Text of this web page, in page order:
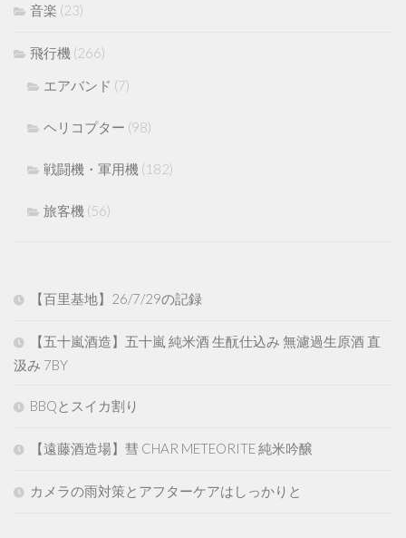
音楽 (23)
飛行機 (266)
エアバンド (7)
ヘリコプター (98)
戦闘機・軍用機 (182)
旅客機 (56)
【百里基地】26/7/29の記録
【五十嵐酒造】五十嵐 純米酒 生酛仕込み 無濾過生原酒 直
汲み 7BY
BBQとスイカ割り
【遠藤酒造場】彗 CHAR METEORITE 純米吟醸
カメラの雨対策とアフターケアはしっかりと